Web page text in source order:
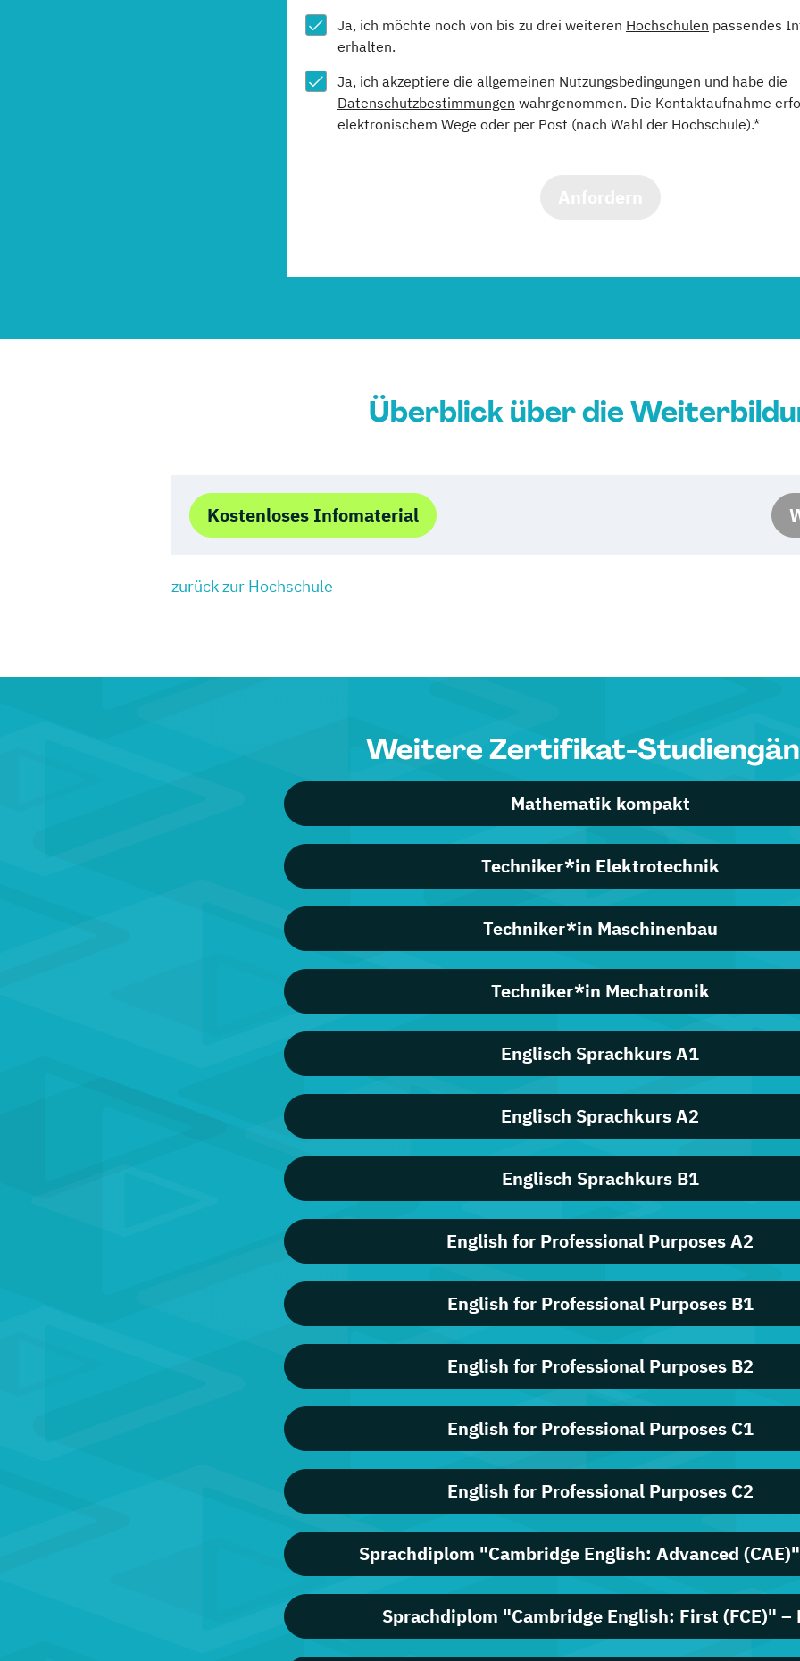
Ja, ich möchte noch von bis zu drei weiteren Hochschulen passendes
erhalten.
Ja, ich akzeptiere die allgemeinen Nutzungsbedingungen und habe die
Datenschutzbestimmungen wahrgenommen. Die Kontaktaufnahme
elektronischem Wege oder per Post (nach Wahl der Hochschule).*
Überblick über die
Kostenloses Infomaterial
zurück zur Hochschule
Weitere Zertifikat-
Mathematik kompakt
Techniker*in Elektrotechnik
Techniker*in Maschinenbau
Techniker*in Mechatronik
Englisch Sprachkurs A1
Englisch Sprachkurs A2
Englisch Sprachkurs B1
English for Professional Purposes A2
English for Professional Purposes B1
English for Professional Purposes B2
English for Professional Purposes C1
English for Professional Purposes C2
Sprachdiplom "Cambridge English: Advanced
Sprachdiplom "Cambridge English: First (FCE)" –